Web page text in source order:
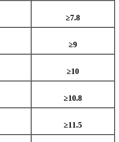
≥7.8
≥9
≥10
≥10.8
≥11.5